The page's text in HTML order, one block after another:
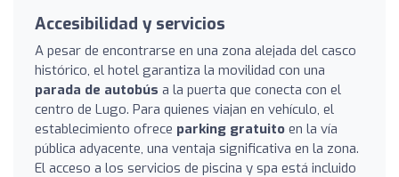
Accesibilidad y servicios
A pesar de encontrarse en una zona alejada del casco
histórico, el hotel garantiza la movilidad con una
parada de autobús a la puerta que conecta con el
centro de Lugo. Para quienes viajan en vehículo, el
establecimiento ofrece parking gratuito en la vía
pública adyacente, una ventaja significativa en la zona.
El acceso a los servicios de piscina y spa está incluido